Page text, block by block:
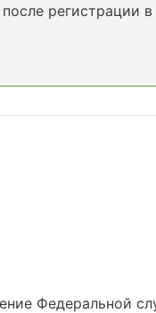
регистрации
Федеральной